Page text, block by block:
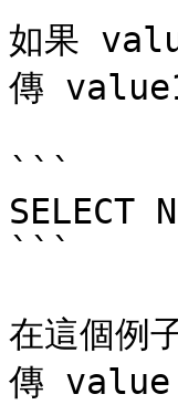
如果
傳 value1
```
```
在這個例
傳 value